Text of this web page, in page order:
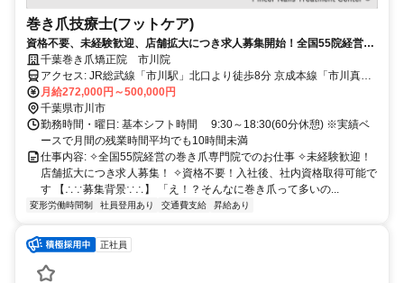
巻き爪技療士(フットケア)
資格不要、未経験歓迎、店舗拡大につき求人募集開始！全国55院経営の
巻き爪専門院で働きませんか？
千葉巻き爪矯正院 市川院
アクセス: JR総武線「市川駅」北口より徒歩8分 京成本線「市川真間
駅」北口より徒歩6分
月給272,000円～500,000円
千葉県市川市
勤務時間・曜日: 基本シフト時間 9:30～18:30(60分休憩) ※実績ベ
ースで月間の残業時間平均でも10時間未満
仕事内容: ✧全国55院経営の巻き爪専門院でのお仕事 ✧未経験歓迎！
店舗拡大につき求人募集！ ✧資格不要！入社後、社内資格取得可能で
す 【∴∵募集背景∵∴】 「え！？そんなに巻き爪って多いの...
変形労働時間制 社員登用あり 交通費支給 昇給あり
正社員